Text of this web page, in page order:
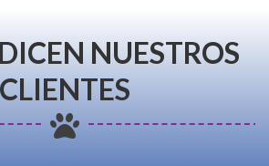
NUESTROS
CLIENTES